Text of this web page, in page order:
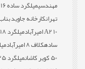
مهندسیمیلگرد ساده 16 کارخانه کویر کاشان
تهرانکارخانه جاوید
10 A2 امیرآباد
میلگرد 18ساده کارخانه کویر کاشان
سادهکلاف 8 امیرآباد میلگرد
50 کویر کاشان
میلگرد 25 ساده کارخانه کویر کاشان